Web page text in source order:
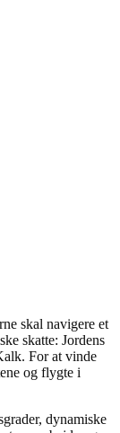
skal navigere et
skatte: Jordens
For at vinde
og flygte i
dynamiske